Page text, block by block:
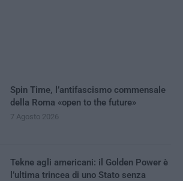
Spin Time, l’antifascismo commensale
della Roma «open to the future»
7 Agosto 2026
Tekne agli americani: il Golden Power è
l’ultima trincea di uno Stato senza